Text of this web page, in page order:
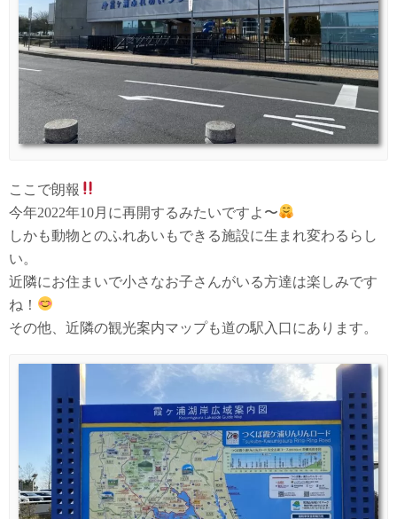
ここで朗報
今年2022年10月に再開するみたいですよ〜
しかも動物とのふれあいもできる施設に生まれ変わるらし
い。
近隣にお住まいで小さなお子さんがいる方達は楽しみです
ね！
その他、近隣の観光案内マップも道の駅入口にあります。